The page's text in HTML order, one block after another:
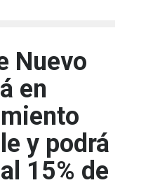
Nuevo
en
y podrá
15% de